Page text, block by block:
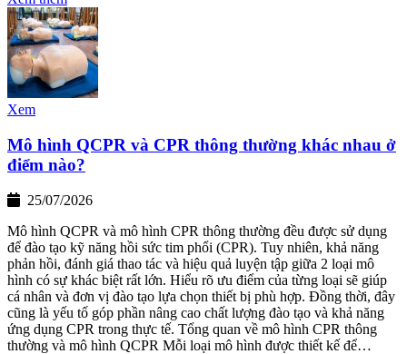
Xem
Mô hình QCPR và CPR thông thường khác nhau ở
điểm nào?
25/07/2026
Mô hình QCPR và mô hình CPR thông thường đều được sử dụng
để đào tạo kỹ năng hồi sức tim phổi (CPR). Tuy nhiên, khả năng
phản hồi, đánh giá thao tác và hiệu quả luyện tập giữa 2 loại mô
hình có sự khác biệt rất lớn. Hiểu rõ ưu điểm của từng loại sẽ giúp
cá nhân và đơn vị đào tạo lựa chọn thiết bị phù hợp. Đồng thời, đây
cũng là yếu tố góp phần nâng cao chất lượng đào tạo và khả năng
ứng dụng CPR trong thực tế. Tổng quan về mô hình CPR thông
thường và mô hình QCPR Mỗi loại mô hình được thiết kế để…